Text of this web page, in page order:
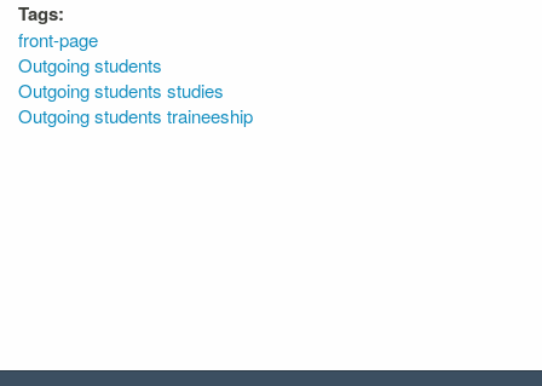
Tags:
front-page
Outgoing students
Outgoing students studies
Outgoing students traineeship